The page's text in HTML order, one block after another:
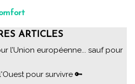
ARTICLES
l’Union européenne... sauf pour
pour survivre 🔑